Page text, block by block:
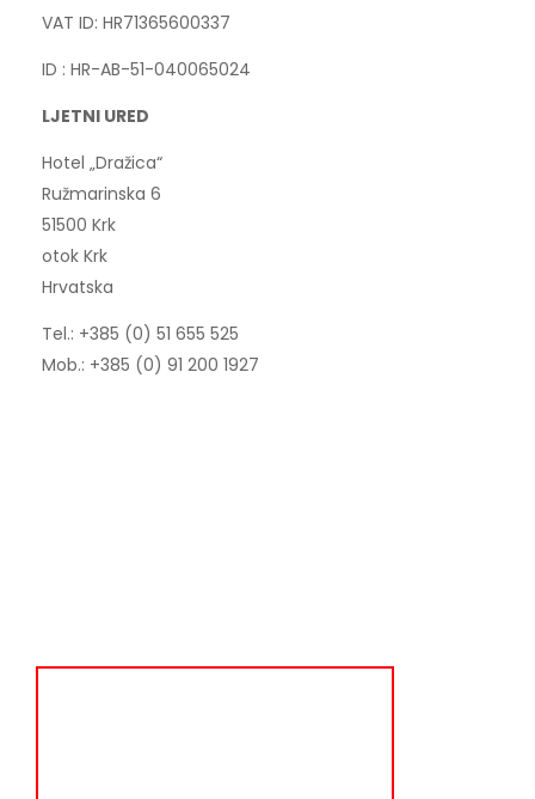
VAT ID: HR71365600337
ID : HR-AB-51-040065024
LJETNI URED
Hotel „Dražica“
Ružmarinska 6
51500 Krk
otok Krk
Hrvatska
Tel.: +385 (0) 51 655 525
Mob.: +385 (0) 91 200 1927